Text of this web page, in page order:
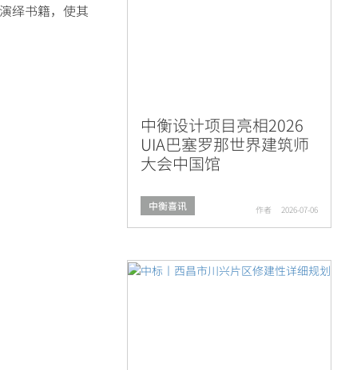
绎书籍，使其
中衡设计项目亮相2026
UIA巴塞罗那世界建筑师
大会中国馆
中衡喜讯 作者 2026-07-06